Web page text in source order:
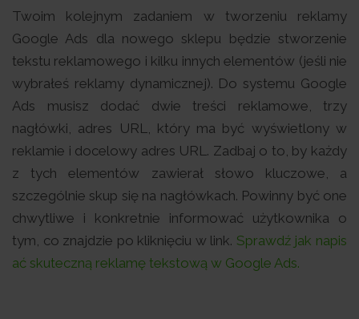
Twoim kolejnym zadaniem w tworzeniu reklamy
Google Ads dla nowego sklepu będzie stworzenie
tekstu reklamowego i kilku innych elementów (jeśli nie
wybrałeś reklamy dynamicznej). Do systemu Google
Ads musisz dodać dwie treści reklamowe, trzy
nagłówki, adres URL, który ma być wyświetlony w
reklamie i docelowy adres URL. Zadbaj o to, by każdy
z tych elementów zawierał słowo kluczowe, a
szczególnie skup się na nagłówkach. Powinny być one
chwytliwe i konkretnie informować użytkownika o
tym, co znajdzie po kliknięciu w link. Sprawdź jak napis
ać skuteczną reklamę tekstową w Google Ads.